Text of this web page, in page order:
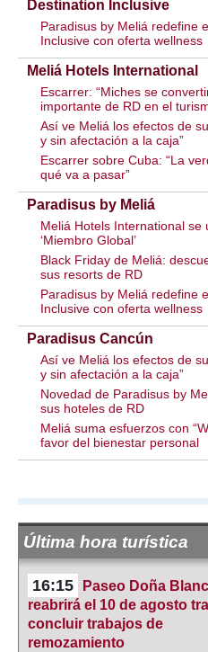
Destination Inclusive
Paradisus by Meliá redefine
Inclusive con oferta wellness
Meliá Hotels International
Escarrer: “Miches se
importante de RD en el
Así ve Meliá los efectos de
y sin afectación a la caja”
Escarrer sobre Cuba: “La
qué va a pasar”
Paradisus by Meliá
Meliá Hotels International se
‘Miembro Global’
Black Friday de Meliá:
sus resorts de RD
Paradisus by Meliá redefine
Inclusive con oferta wellness
Paradisus Cancún
Así ve Meliá los efectos de
y sin afectación a la caja”
Novedad de Paradisus by
sus hoteles de RD
Meliá suma esfuerzos con
favor del bienestar personal
Última hora turística
16:15
Paseo Doña
reabrirá el 10 de agosto
concluir trabajos de
remozamiento